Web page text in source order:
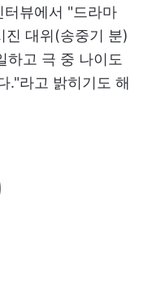
뷰에서 "드라마
진 대위(송중기 분)
하고 극 중 나이도
."라고 밝히기도 해